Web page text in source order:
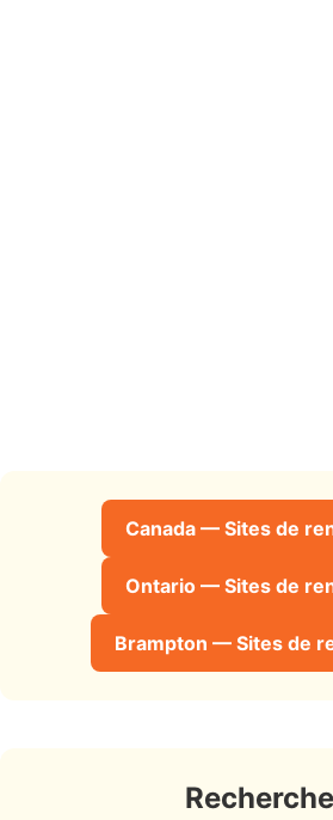
Canada — Sites de
Ontario — Sites de
Brampton — Sites de